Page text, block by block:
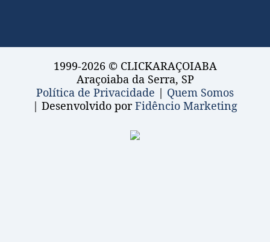
1999-2026 © CLICKARAÇOIABA
Araçoiaba da Serra, SP
Política de Privacidade | Quem Somos
| Desenvolvido porFidêncio Marketing